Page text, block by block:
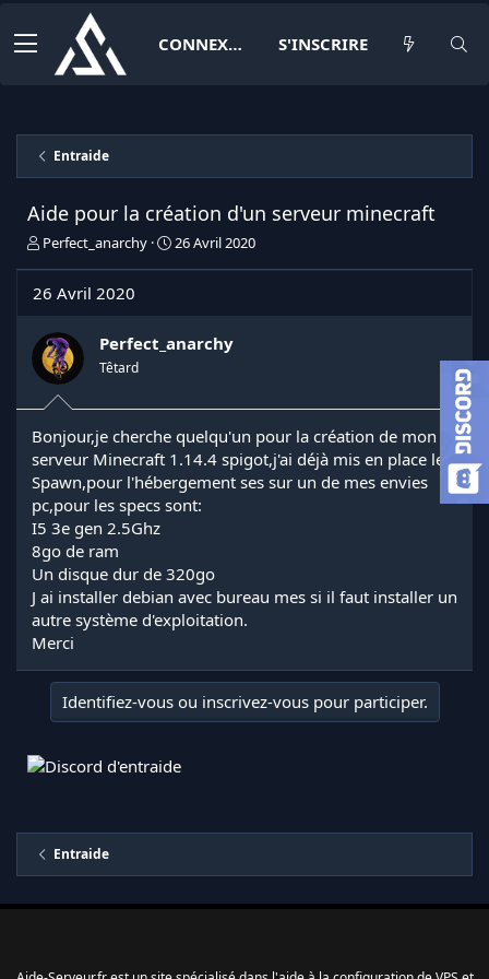
CONNEXION S'INSCRIRE
Entraide
Aide pour la création d'un serveur minecraft
I
t
a
t
e
u
d
e
l
a
d
i
s
c
u
s
s
i
o
Perfect_anarchy
D
e
t
26 Avril 2020
26 Avril 2020
Perfect_anarchy
Têtard
Bonjour,je cherche quelqu'un pour la création de mon
serveur Minecraft 1.14.4 spigot,j'ai déjà mis en place le
Spawn,pour l'hébergement ses sur un de mes envies
pc,pour les specs sont:
I5 3e gen 2.5Ghz
8go de ram
Un disque dur de 320go
J ai installer debian avec bureau mes si il faut installer un
autre système d'exploitation.
Merci
Identifiez-vous ou inscrivez-vous pour participer.
Entraide